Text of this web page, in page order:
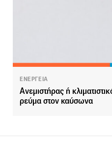
ΕΝΕΡΓΕΙΑ
Ανεμιστήρας ή
ρεύμα στον καύσωνα